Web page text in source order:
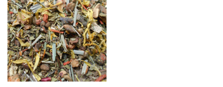
Add to
wishlist